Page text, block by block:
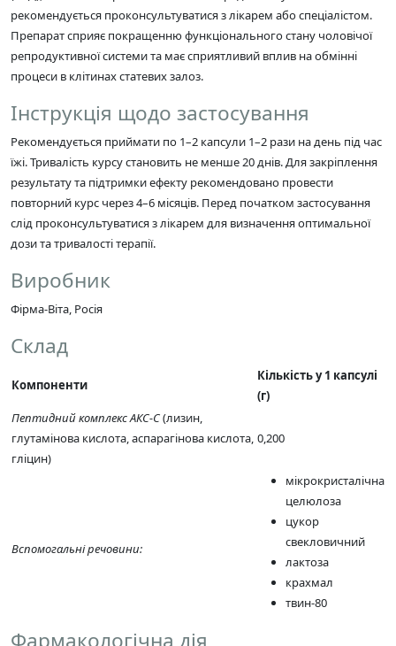
рекомендується проконсультуватися з лікарем або спеціалістом.
Препарат сприяє покращенню функціонального стану чоловічої
репродуктивної системи та має сприятливий вплив на обмінні
процеси в клітинах статевих залоз.
Інструкція щодо застосування
Рекомендується приймати по 1–2 капсули 1–2 рази на день під час
їжі. Тривалість курсу становить не менше 20 днів. Для закріплення
результату та підтримки ефекту рекомендовано провести
повторний курс через 4–6 місяців. Перед початком застосування
слід проконсультуватися з лікарем для визначення оптимальної
дози та тривалості терапії.
Виробник
Фірма-Віта, Росія
Склад
Компоненти
Кількість у 1 капсулі
(г)
Пептидний комплекс АКС-С(лизин,
глутамінова кислота, аспарагінова кислота,
гліцин)
0,200
Вспомогальні речовини:
мікрокристалічна
целюлоза
цукор
свекловичний
лактоза
крахмал
твин-80
Фармакологічна дія